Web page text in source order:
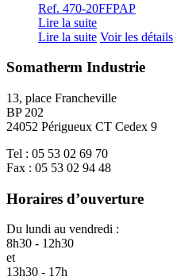
Ref. 470-20FFPAP
Lire la suite
Lire la suite Voir les détails
Somatherm Industrie
13, place Francheville
BP 202
24052 Périgueux CT Cedex 9
Tel : 05 53 02 69 70
Fax : 05 53 02 94 48
Horaires d’ouverture
Du lundi au vendredi :
8h30 - 12h30
et
13h30 - 17h